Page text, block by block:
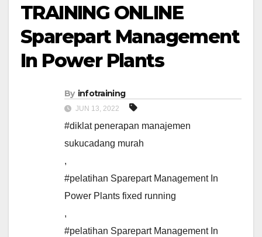
TRAINING ONLINE
Sparepart Management
In Power Plants
By infotraining
JUN 13, 2022
#diklat penerapan manajemen
sukucadang murah
,
#pelatihan Sparepart Management In
Power Plants fixed running
,
#pelatihan Sparepart Management In